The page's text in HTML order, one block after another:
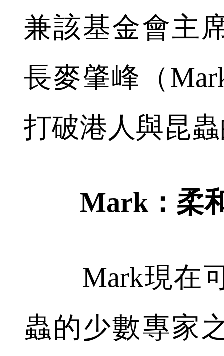
兼該基金會主
長麥肇峰（
打破港人與昆
Mark：柔和
Mark現在可
蟲的少數專家